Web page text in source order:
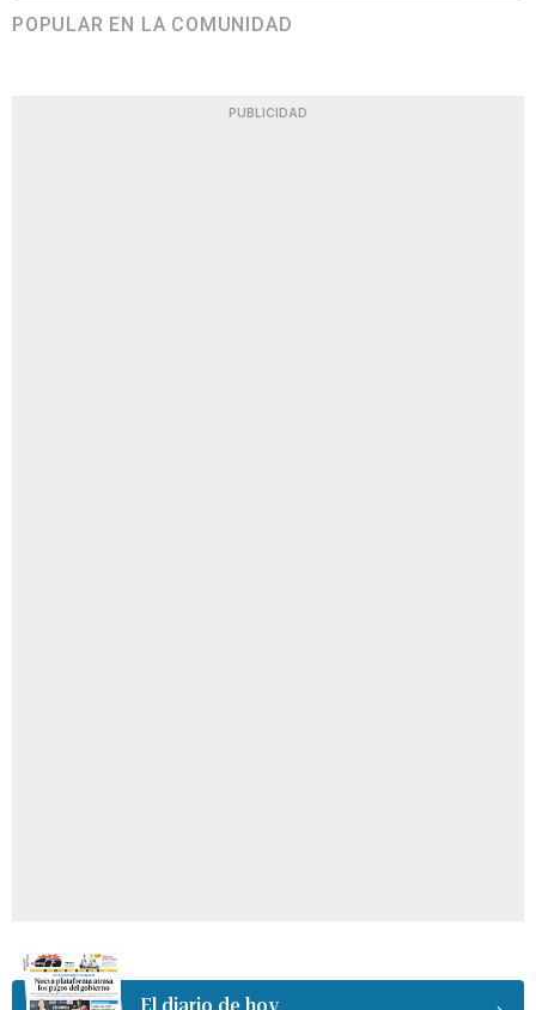
POPULAR EN LA COMUNIDAD
PUBLICIDAD
El diario de hoy